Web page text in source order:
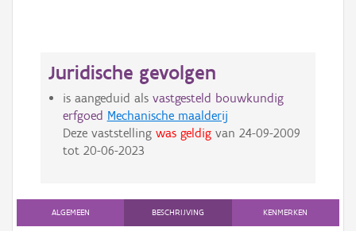
Juridische gevolgen
is aangeduid als vastgesteld bouwkundig
erfgoed Mechanische maalderij
Deze vaststelling was geldigvan 24-09-2009
tot 20-06-2023
ALGEMEEN BESCHRIJVING KENMERKEN